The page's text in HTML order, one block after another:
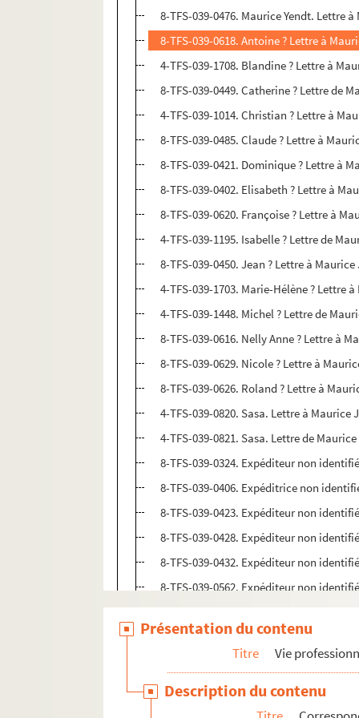
8-TFS-039-0476. Maurice Yendt. Lettre
8-TFS-039-0618. Antoine ? Lettre à
4-TFS-039-1708. Blandine ? Lettre à
8-TFS-039-0449. Catherine ? Lettre de
4-TFS-039-1014. Christian ? Lettre à
8-TFS-039-0485. Claude ? Lettre à
8-TFS-039-0421. Dominique ? Lettre à
8-TFS-039-0402. Elisabeth ? Lettre à
8-TFS-039-0620. Françoise ? Lettre à
4-TFS-039-1195. Isabelle ? Lettre de
8-TFS-039-0450. Jean ? Lettre à
4-TFS-039-1703. Marie-Hélène ? Lettre
4-TFS-039-1448. Michel ? Lettre de
8-TFS-039-0616. Nelly Anne ? Lettre à
8-TFS-039-0629. Nicole ? Lettre à
8-TFS-039-0626. Roland ? Lettre à
4-TFS-039-0820. Sasa. Lettre à Maurice
4-TFS-039-0821. Sasa. Lettre de
8-TFS-039-0324. Expéditeur non
8-TFS-039-0406. Expéditrice non
8-TFS-039-0423. Expéditeur non
8-TFS-039-0428. Expéditeur non
8-TFS-039-0432. Expéditeur non
8-TFS-039-0562. Expéditeur non
4-TFS-039-0084. Expéditeur non
4-TFS-039-0806. Expéditeur non
4-TFS-039-0824. Expéditeur non
4-TFS-039-1449. Expéditeur non
4-TFS-039-1451. Expéditeur non
Présentation du contenu
Titre Vie
Description du contenu